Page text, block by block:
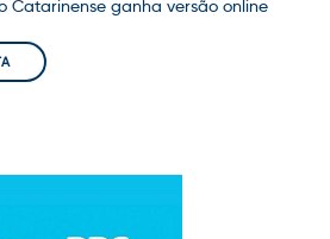
Catarinense ganha versão online